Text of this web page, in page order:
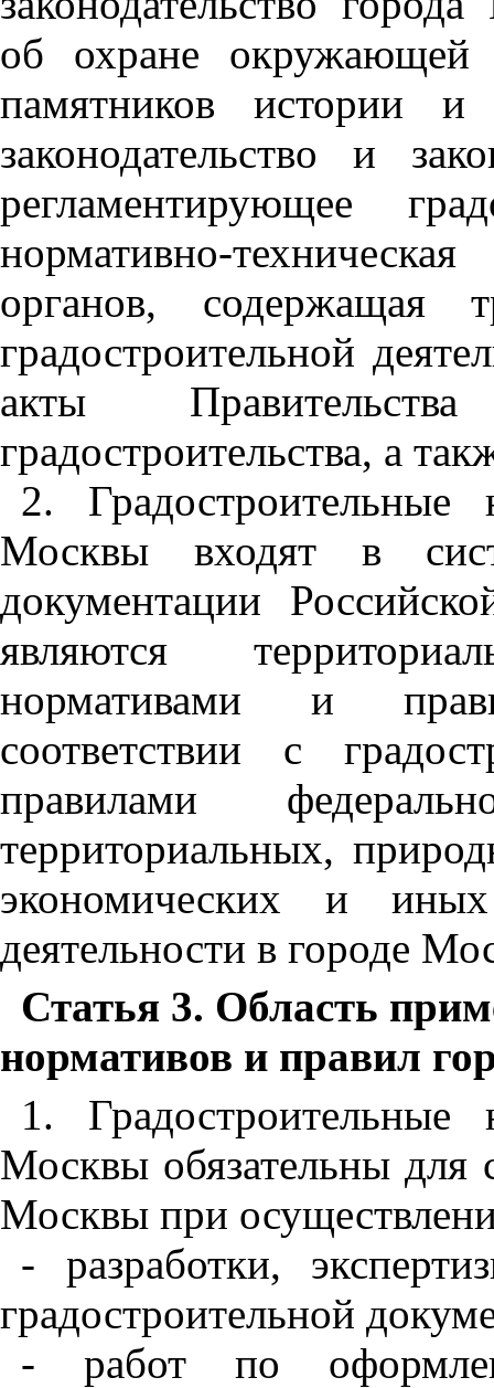
об охране окружающей
памятников истории и
законодательство и
регламентирующее
нормативно-
органов, содержащая
градостроительной
акты
градостроительства, а
2.
Москвы входят в
документации
являются
нормативами и
соответствии с
правилами
территориальных,
экономических и иных
деятельности в городе
Статья 3. Область
нормативов и правил
1.
Москвы обязательны для
Москвы при
- разработки,
градостроительной
- работ по